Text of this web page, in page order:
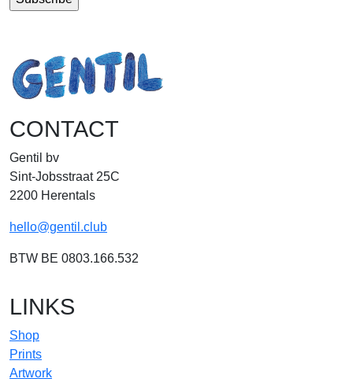
CONTACT
Gentil bv
Sint-Jobsstraat 25C
2200 Herentals
hello@gentil.club
BTW BE 0803.166.532
LINKS
Shop
Prints
Artwork